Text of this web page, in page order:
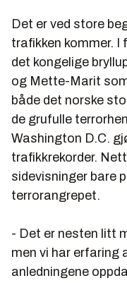
Det er ved store
trafikken kommer. I
det kongelige
og Mette-Marit
både det norske
de grufulle
Washington D.C.
trafikkrekorder.
sidevisninger bare
terrorangrepet.
- Det er nesten litt
men vi har erfaring
anledningene